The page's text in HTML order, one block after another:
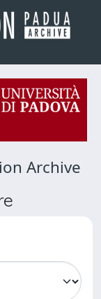
Archive